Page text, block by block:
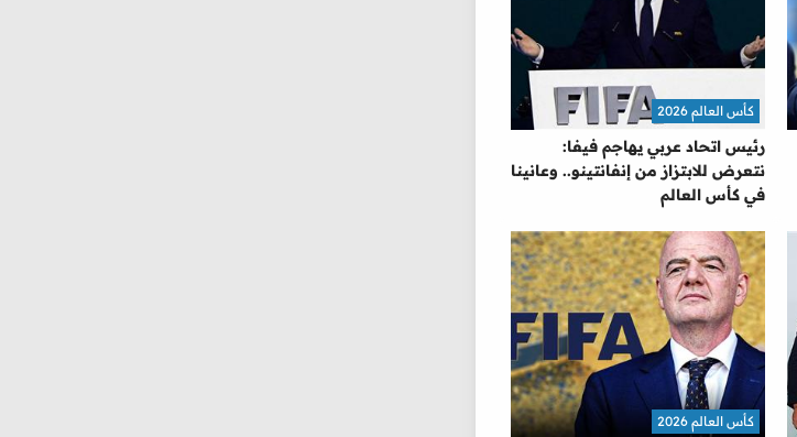
رئيس اتحاد عربي يهاجم فيفا:
نتعرض للابتزاز من إنفانتينو.. وعانينا
في كأس العالم
كأس العالم 2026
كأس العالم 2026